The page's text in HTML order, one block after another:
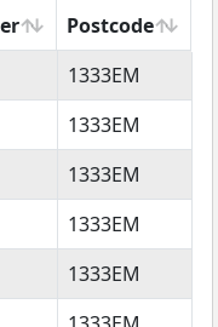
Postcode
Postcode
1333EM
1333EM
1333EM
1333EM
1333EM